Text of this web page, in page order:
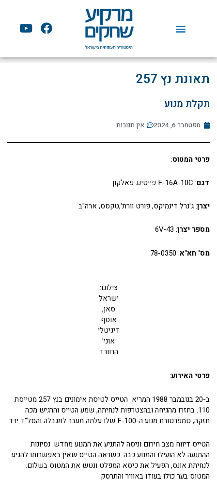
F
a
e
Y
o
t
תאונת נץ 257
תקלת מנוע
ספטמבר 6, 2024 אין תגובות
פרטי המטוס:
דגם: F-16A-10C פייטינג פאלקון
יצרן: ג'נרל דינמיקס, פורט וורת',טקסס, ארה"ב
מספר יצרן: 6V-43
מס' חא"א: 78-0350
צילום:
ישראל
סאן,
אוסף
דיגיטלי
אוני'
הרוורד
פרטי האירוע:
ב-20 בנובמבר 1988 המריא הטייס לטיסת אימונים בנץ 257 מטייסת
110. בחזרו מהגיחה ובהצטרפות לנחיתה, שמע הטייס והרגיש מכה
חזקה, טמפרטורת מנוע ה-F-100 שלו עלתה מעבר למגבלה והסל"ד ירד.
הטייס דיווח מצב חירום וניסה להתניע את המנוע מחדש. נסיונות
ההתנעה לא הועילו והמנוע כבה. כשראה הטייס שאין באפשרותו להגיע
לנחיתת אונס, הפעיל את כיסא המפלט ונטש את המטוס בשלום.
המטוס בער כולו בעודו באוויר והתרסק.